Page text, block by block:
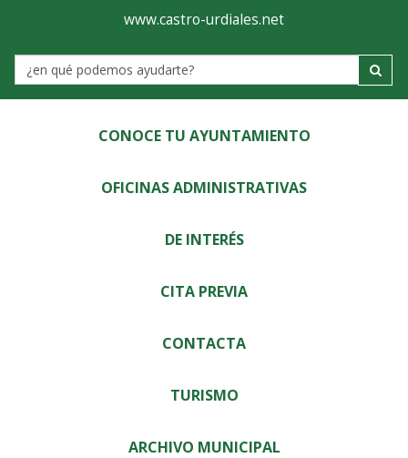
Ayuntamiento
de
Castro-
Urdiales
www.castro-urdiales.net
Label
CONOCE TU AYUNTAMIENTO
OFICINAS ADMINISTRATIVAS
DE INTERÉS
CITA PREVIA
CONTACTA
TURISMO
ARCHIVO MUNICIPAL